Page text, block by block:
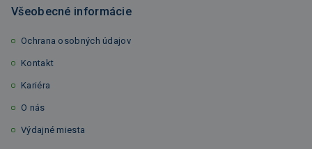
Všeobecné informácie
Ochrana osobných údajov
Kontakt
Kariéra
O nás
Výdajné miesta